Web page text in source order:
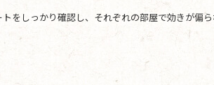
をしっかり確認し、それぞれの部屋で効きが偏ら